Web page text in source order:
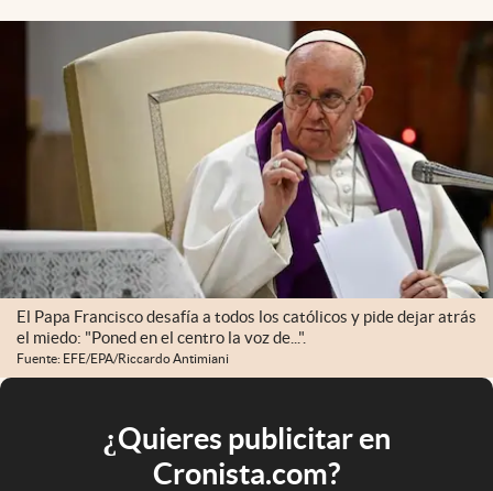
El Papa Francisco desafía a todos los católicos y pide dejar atrás
el miedo: "Poned en el centro la voz de...".
Fuente: EFE/EPA/Riccardo Antimiani
¿Quieres publicitar en
Cronista.com?